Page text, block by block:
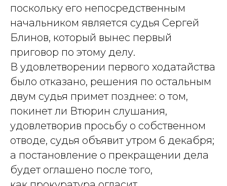
поскольку его непосредственным
начальником является судья Сергей
Блинов, который вынес первый
приговор по этому делу.
В удовлетворении первого ходатайства
было отказано, решения по остальным
двум судья примет позднее: о том,
покинет ли Втюрин слушания,
удовлетворив просьбу о собственном
отводе, судья объявит утром 6 декабря;
а постановление о прекращении дела
будет оглашено после того,